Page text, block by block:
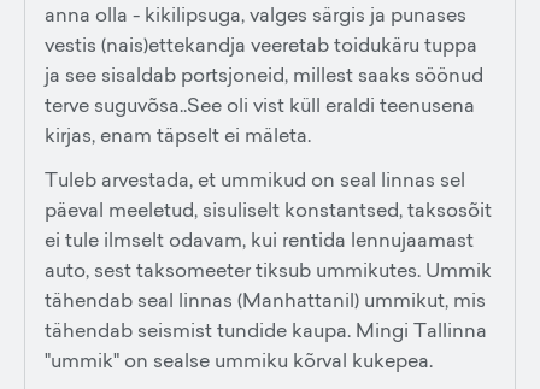
anna olla - kikilipsuga, valges särgis ja punases
vestis (nais)ettekandja veeretab toidukäru tuppa
ja see sisaldab portsjoneid, millest saaks söönud
terve suguvõsa..See oli vist küll eraldi teenusena
kirjas, enam täpselt ei mäleta.
Tuleb arvestada, et ummikud on seal linnas sel
päeval meeletud, sisuliselt konstantsed, taksosõit
ei tule ilmselt odavam, kui rentida lennujaamast
auto, sest taksomeeter tiksub ummikutes. Ummik
tähendab seal linnas (Manhattanil) ummikut, mis
tähendab seismist tundide kaupa. Mingi Tallinna
"ummik" on sealse ummiku kõrval kukepea.